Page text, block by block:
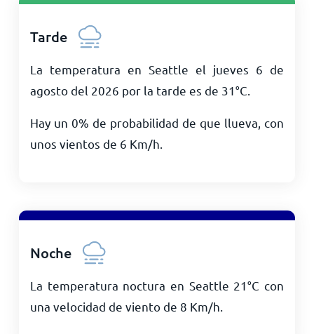
Tarde
La temperatura en Seattle el jueves 6 de
agosto del 2026 por la tarde es de 31°C
Hay un 0% de probabilidad de que llueva, con
unos vientos de 6 Km/h
Noche
La temperatura noctura en Seattle 21°C con
una velocidad de viento de 8 Km/h